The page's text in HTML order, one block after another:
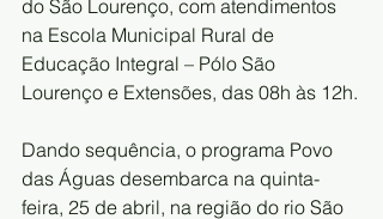
do São Lourenço, com atendimentos
na Escola Municipal Rural de
Educação Integral – Pólo São
Lourenço e Extensões, das 08h às 12h.
Dando sequência, o programa Povo
das Águas desembarca na quinta-
feira, 25 de abril, na região do rio São